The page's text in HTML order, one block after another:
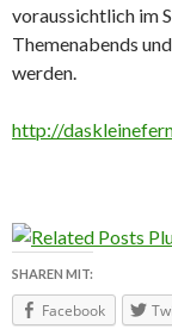
voraussichtlich im
Themenabends
werden.
http://
SHAREN MIT:
Facebook